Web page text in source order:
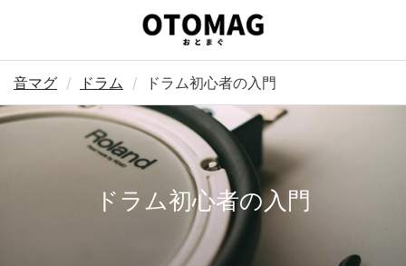
音マグ ドラム ドラム初心者の入門
ドラム初心者の入門